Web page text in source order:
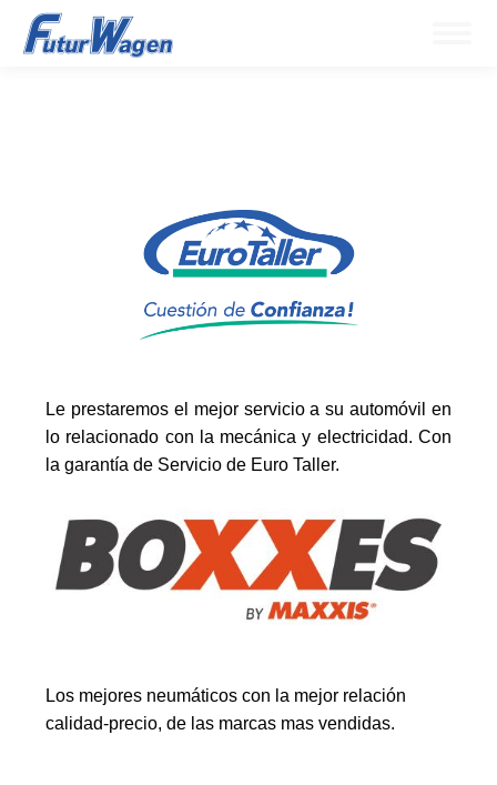
Le prestaremos el mejor servicio a su automóvil en
lo relacionado con la mecánica y electricidad. Con
la garantía de Servicio de Euro Taller.
Los mejores neumáticos con la mejor relación
calidad-precio, de las marcas mas vendidas.